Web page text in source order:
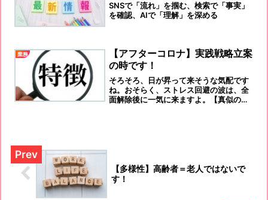
SNSで「流れ」を掴む、検索で「事実」
を確認、AIで「理解」を深める
業務
【アフターコロナ】実践戦略立案
の時です！
そろそろ、日が昇って来そうな気配です
ね。おそらく、ストレス回避の波は、全
面解除後に一気に来ますよ。【真似の出
【多様性】高齢者＝老人ではないで
す！